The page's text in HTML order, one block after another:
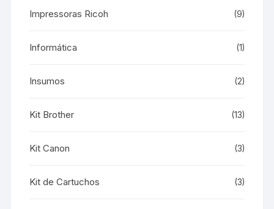
Impressoras Ricoh (9)
Informática (1)
Insumos (2)
Kit Brother (13)
Kit Canon (3)
Kit de Cartuchos (3)